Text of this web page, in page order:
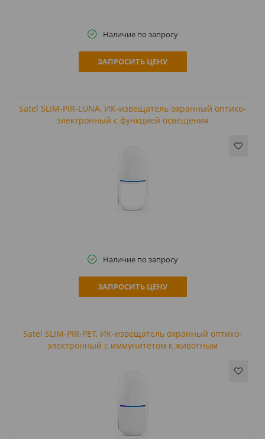
Наличие по запросу
ЗАПРОСИТЬ ЦЕНУ
Satel SLIM-PIR-LUNA, ИК-извещатель охранный оптико-
электронный с функцией освещения
Наличие по запросу
ЗАПРОСИТЬ ЦЕНУ
Satel SLIM-PIR-PET, ИК-извещатель охранный оптико-
электронный с иммунитетом к животным